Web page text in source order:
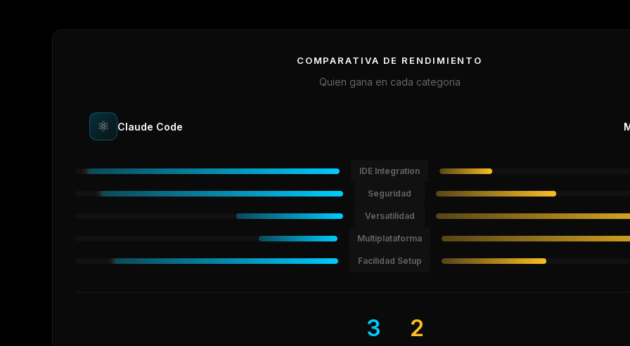
COMPARATIVA DE RENDIMIENTO
Quien gana en cada categoria
⚛ Claude Code
IDE Integration
Seguridad
Versatilidad
Multiplataforma
Facilidad Setup
3 2